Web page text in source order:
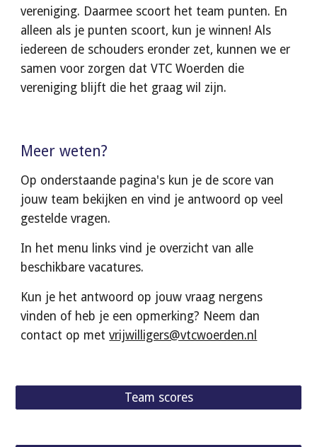
vereniging. Daarmee scoort het team punten. En
alleen als je punten scoort, kun je winnen! Als
iedereen de schouders eronder zet, kunnen we er
samen voor zorgen dat VTC Woerden die
vereniging blijft die het graag wil zijn.
Meer weten?
Op onderstaande pagina's kun je de score van
jouw team bekijken en vind je antwoord op veel
gestelde vragen.
In het menu links vind je overzicht van alle
beschikbare vacatures.
Kun je het antwoord op jouw vraag nergens
vinden of heb je een opmerking? Neem dan
contact op met vrijwilligers@vtcwoerden.nl
Team scores